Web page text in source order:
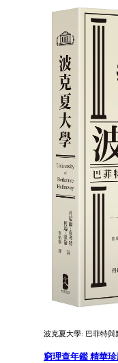
波克夏大學: 巴菲特與
窮理查年鑑 精華